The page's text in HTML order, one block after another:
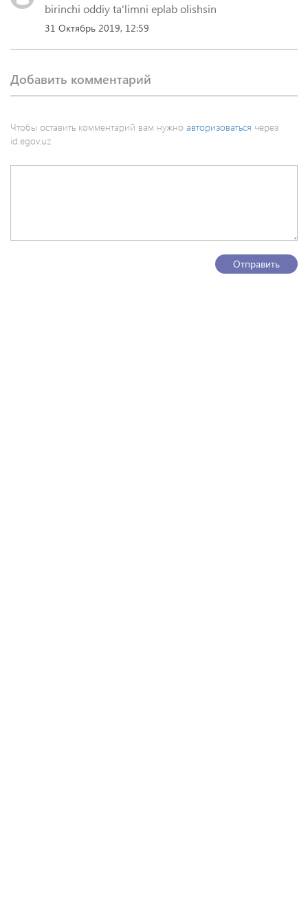
birinchi oddiy ta'limni eplab olishsin
31 Октябрь 2019, 12:59
Добавить комментарий
Чтобы оставить комментарий вам нужно авторизоваться через
id.egov.uz
Отправить